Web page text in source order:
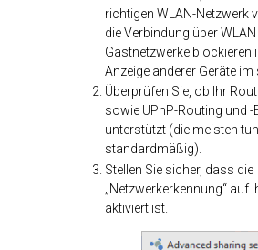
richtigen WLAN-Netzwerk
die Verbindung über
Gastnetzwerke blockieren
Anzeige anderer Geräte im
Überprüfen Sie, ob Ihr
sowie UPnP-Routing und -
unterstützt (die meisten
standardmäßig).
Stellen Sie sicher, dass die
„Netzwerkerkennung“ auf
aktiviert ist.